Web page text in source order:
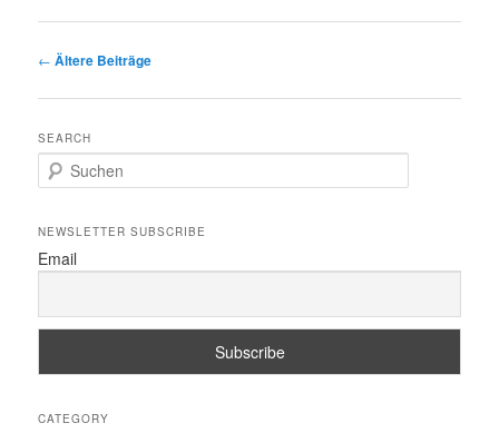
Beitrags-
← Ältere Beiträge
SEARCH
u
h
n
NEWSLETTER SUBSCRIBE
Email
CATEGORY